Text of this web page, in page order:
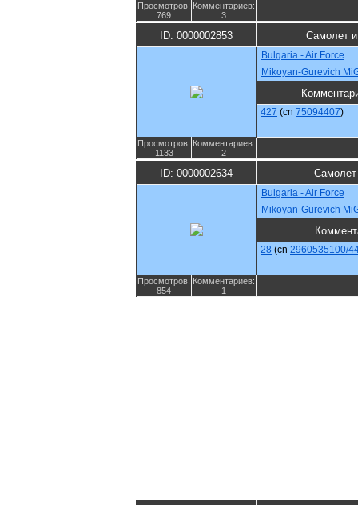
Просмотров:
769
Комментариев:
3
ID: 0000002853 Самолет
Bulgaria - Air Force
Mikoyan-Gurevich
427 (cn 75094407)
Просмотров:
1133
Комментариев:
2
ID: 0000002634 Самолет
Bulgaria - Air Force
Mikoyan-Gurevich
28 (cn 2960535100/
Просмотров:
854
Комментариев:
1